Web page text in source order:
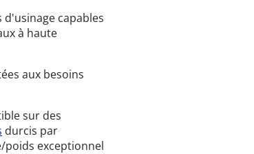
capables
à haute
aux besoins
sur des
durcis par
exceptionnel